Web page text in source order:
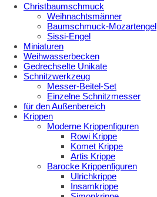
Christbaumschmuck
Weihnachtsmänner
Baumschmuck-Mozartengel
Sissi-Engel
Miniaturen
Weihwasserbecken
Gedrechselte Unikate
Schnitzwerkzeug
Messer-Beitel-Set
Einzelne Schnitzmesser
für den Außenbereich
Krippen
Moderne Krippenfiguren
Rowi Krippe
Komet Krippe
Artis Krippe
Barocke Krippenfiguren
Ulrichkrippe
Insamkrippe